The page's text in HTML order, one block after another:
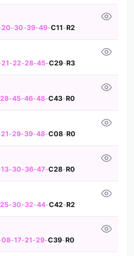
20-30-39-49-C11-R2
21-22-28-45-C29-R3
28-45-46-48-C43-R0
21-29-39-48-C08-R0
13-30-36-47-C28-R0
25-30-32-44-C42-R2
08-17-21-29-C39-R0